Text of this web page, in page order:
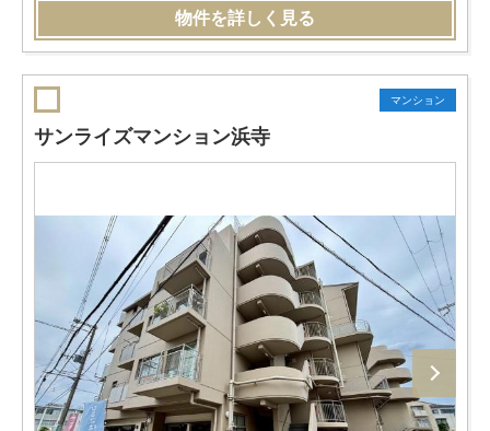
物件を詳しく見る
マンション
サンライズマンション浜寺